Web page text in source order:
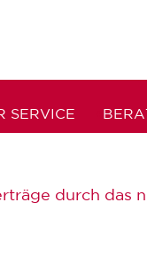
SERVICE
durch das